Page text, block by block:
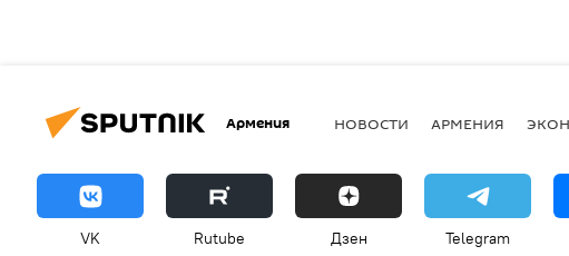
Армения НОВОСТИ АРМЕНИЯ
VK Rutube Дзен Telegram